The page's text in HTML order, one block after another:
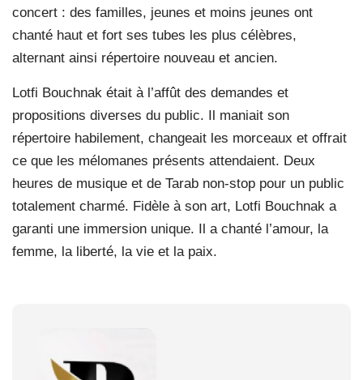
concert : des familles, jeunes et moins jeunes ont
chanté haut et fort ses tubes les plus célèbres,
alternant ainsi répertoire nouveau et ancien.
Lotfi Bouchnak était à l’affût des demandes et
propositions diverses du public. Il maniait son
répertoire habilement, changeait les morceaux et offrait
ce que les mélomanes présents attendaient. Deux
heures de musique et de Tarab non-stop pour un public
totalement charmé. Fidèle à son art, Lotfi Bouchnak a
garanti une immersion unique. Il a chanté l’amour, la
femme, la liberté, la vie et la paix.